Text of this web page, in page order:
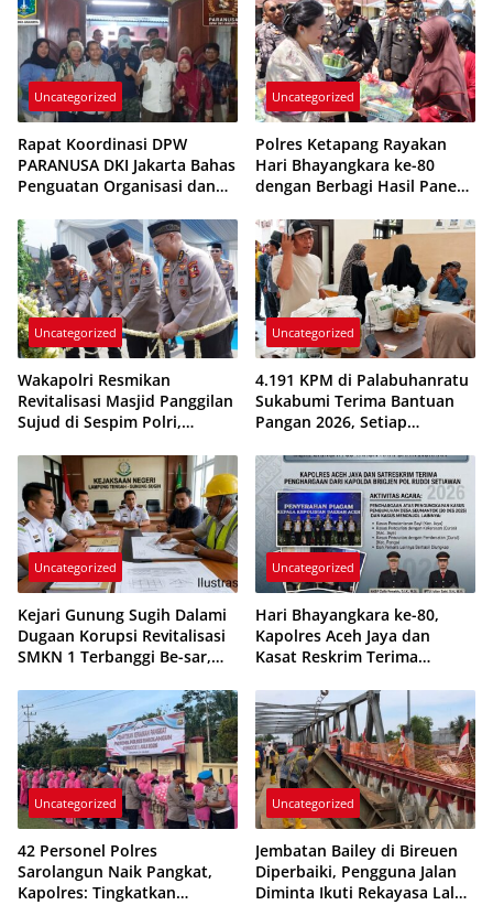
Uncategorized
Rapat Koordinasi DPW
PARANUSA DKI Jakarta Bahas
Penguatan Organisasi dan
Uncategorized
Polres Ketapang Rayakan
Hari Bhayangkara ke-80
dengan Berbagi Hasil Panen
Uncategorized
Wakapolri Resmikan
Revitalisasi Masjid Panggilan
Sujud di Sespim Polri,
Karakter dan Kepemimpinan
Bhayangkara
Uncategorized
4.191 KPM di Palabuhanratu
Sukabumi Terima Bantuan
Pangan 2026, Setiap
dan 4 Liter Minyak Goreng
Uncategorized
Kejari Gunung Sugih Dalami
Dugaan Korupsi Revitalisasi
SMKN 1 Terbanggi Be-sar,
Dipanggil
Uncategorized
Hari Bhayangkara ke-80,
Kapolres Aceh Jaya dan
Kasat Reskrim Terima
atas Prestasi Ungkap Kasus
Kriminal
Uncategorized
42 Personel Polres
Sarolangun Naik Pangkat,
Kapolres: Tingkatkan
Uncategorized
Jembatan Bailey di Bireuen
Diperbaiki, Pengguna Jalan
Diminta Ikuti Rekayasa Lalu